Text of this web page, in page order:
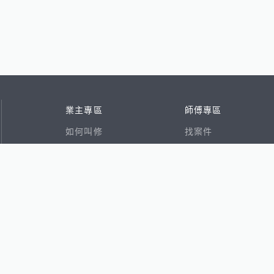
業主專區
如何叫修
師傅專區
找案件